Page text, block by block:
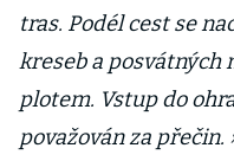
tras. Podél cest se
kreseb a posvátných
plotem. Vstup do
považován za